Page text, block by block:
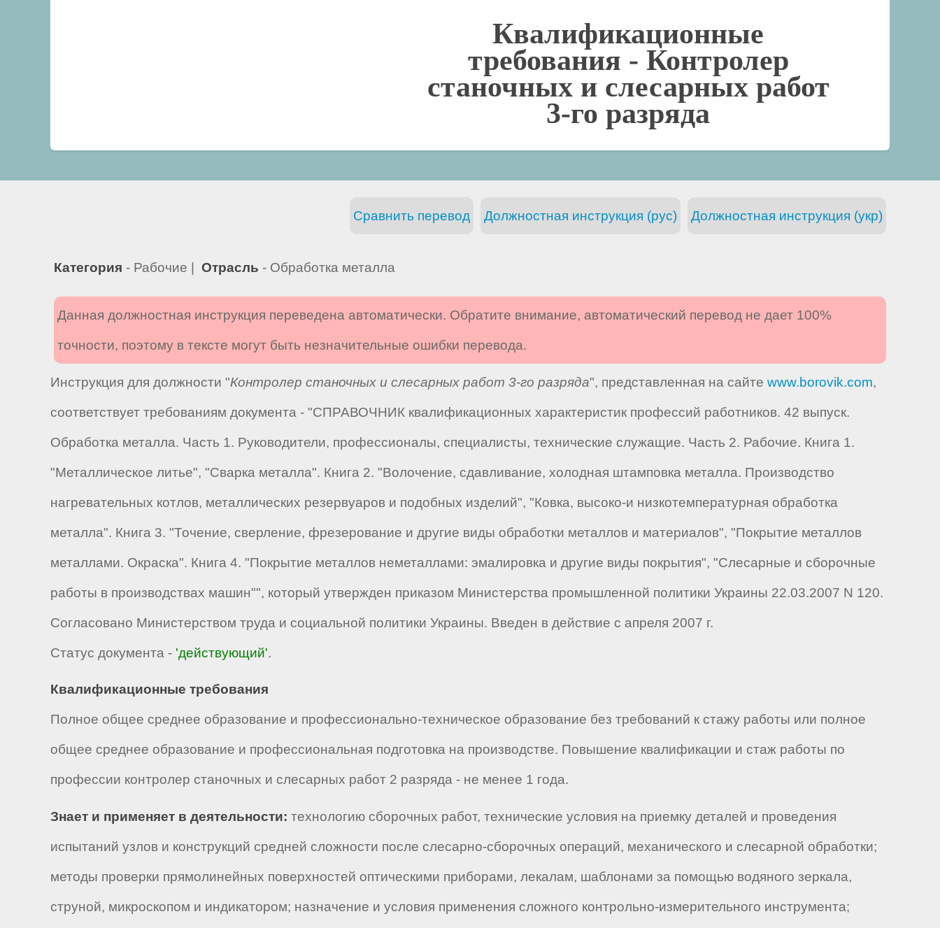
Квалификационные
требования - Контролер
станочных и слесарных работ
3-го разряда
Должностная инструкция (укр)
Должностная инструкция (рус)
Сравнить перевод
Категория - Рабочие | Отрасль - Обработка металла
Данная должностная инструкция переведена автоматически. Обратите внимание, автоматический перевод не дает 100%
точности, поэтому в тексте могут быть незначительные ошибки перевода.
Инструкция для должности "Контролер станочных и слесарных работ 3-го разряда", представленная на сайте www.borovik.com,
соответствует требованиям документа - "СПРАВОЧНИК квалификационных характеристик профессий работников. 42 выпуск.
Обработка металла. Часть 1. Руководители, профессионалы, специалисты, технические служащие. Часть 2. Рабочие. Книга 1.
"Металлическое литье", "Сварка металла". Книга 2. "Волочение, сдавливание, холодная штамповка металла. Производство
нагревательных котлов, металлических резервуаров и подобных изделий", "Ковка, высоко-и низкотемпературная обработка
металла". Книга 3. "Точение, сверление, фрезерование и другие виды обработки металлов и материалов", "Покрытие металлов
металлами. Окраска". Книга 4. "Покрытие металлов неметаллами: эмалировка и другие виды покрытия", "Слесарные и сборочные
работы в производствах машин"", который утвержден приказом Министерства промышленной политики Украины 22.03.2007 N 120.
Согласовано Министерством труда и социальной политики Украины. Введен в действие с апреля 2007 г.
Статус документа - 'действующий'.
Квалификационные требования
Полное общее среднее образование и профессионально-техническое образование без требований к стажу работы или полное
общее среднее образование и профессиональная подготовка на производстве. Повышение квалификации и стаж работы по
профессии контролер станочных и слесарных работ 2 разряда - не менее 1 года.
Знает и применяет в деятельности: технологию сборочных работ, технические условия на приемку деталей и проведения
испытаний узлов и конструкций средней сложности после слесарно-сборочных операций, механического и слесарной обработки;
методы проверки прямолинейных поверхностей оптическими приборами, лекалам, шаблонами за помощью водяного зеркала,
струной, микроскопом и индикатором; назначение и условия применения сложного контрольно-измерительного инструмента;